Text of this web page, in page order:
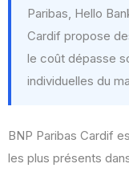
Paribas, Hello
Cardif propose
le coût dépasse
individuelles du
BNP Paribas Cardif
les plus présents